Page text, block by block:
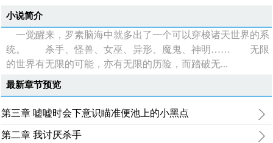
小说简介
一觉醒来，罗素脑海中就多出了一个可以穿梭诸天世界的系
统。 杀手、怪兽、女巫、异形、魔鬼、神明…… 无限
的世界有无限的可能，亦有无限的历险，而踏破无...
最新章节预览
第三章 嘘嘘时会下意识瞄准便池上的小黑点
第二章 我讨厌杀手